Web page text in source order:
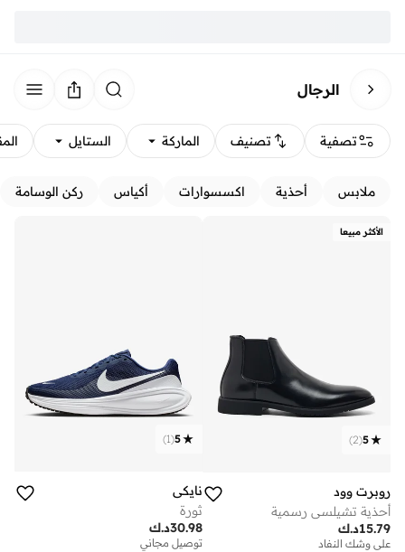
الرجال
تصفية تصنيف الماركة الستايل
ملابس أحذية اكسسوارات أكياس ركن الوسامة
الأكثر مبيعا
5
(
2
)
روبرت وود
أحذية تشيلسي رسمية
د.ك15.79
على وشك النفاد
5
(
1
)
نايكي
ثورة
د.ك30.98
توصيل مجاني